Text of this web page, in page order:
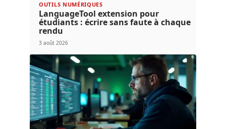
OUTILS NUMÉRIQUES
LanguageTool extension pour
étudiants : écrire sans faute à chaque
rendu
3 août 2026